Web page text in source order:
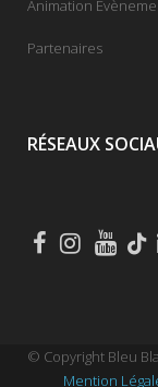
Animation
Partenaires
RÉSEAUX
© Copyright Bleu
Mention